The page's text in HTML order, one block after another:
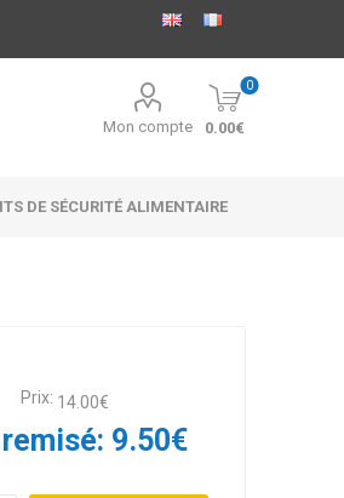
Mon compte
0
0.00€
DE SÉCURITÉ ALIMENTAIRE
Prix: 14.00€
9.50€